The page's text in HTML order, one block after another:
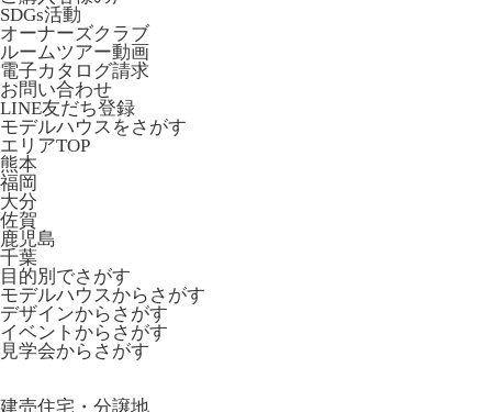
SDGs活動
オーナーズクラブ
ルームツアー動画
電子カタログ請求
お問い合わせ
LINE友だち登録
モデルハウスをさがす
エリアTOP
熊本
福岡
大分
佐賀
鹿児島
千葉
目的別でさがす
モデルハウスからさがす
デザインからさがす
イベントからさがす
見学会からさがす
建売住宅・分譲地